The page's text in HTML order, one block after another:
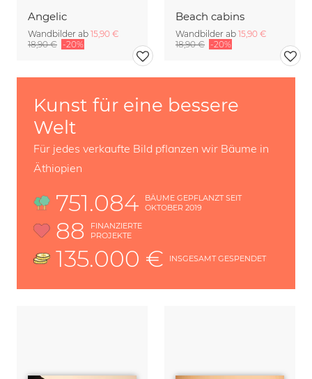
Angelic
Wandbilder ab 15,90 €
18,90 € -20%
Beach cabins
Wandbilder ab 15,90 €
18,90 € -20%
Kunst für eine bessere
Welt
Für jedes verkaufte Bild pflanzen wir Bäume in
Äthiopien
751.084
BÄUME GEPFLANZT SEIT
OKTOBER 2019
88
FINANZIERTE
PROJEKTE
135.000 € INSGESAMT GESPENDET